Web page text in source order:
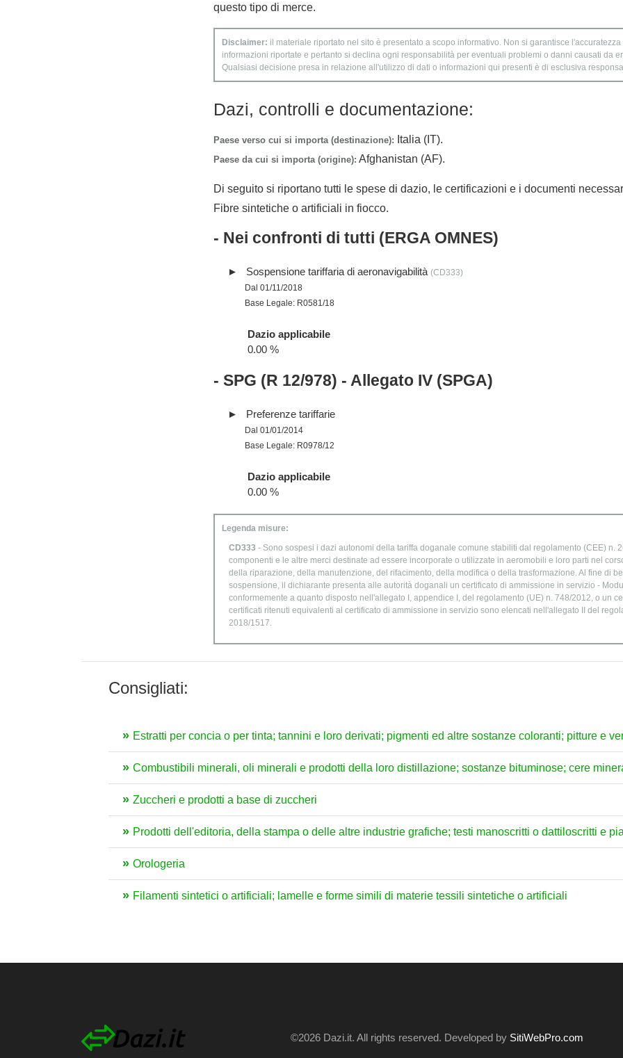
questo tipo di merce.
Disclaimer: il materiale riportato nel sito è presentato a scopo informativo. Non si garantisce
informazioni riportate e pertanto si declina ogni responsabilità per eventuali problemi o danni causati da
Qualsiasi decisione presa in relazione all'utilizzo di dati o informazioni qui presenti è di esclusiva
Dazi, controlli e documentazione:
Paese verso cui si importa (destinazione): Italia (IT).
Paese da cui si importa (origine): Afghanistan (AF).
Di seguito si riportano tutti le spese di dazio, le certificazioni e i documenti
Fibre sintetiche o artificiali in fiocco.
- Nei confronti di tutti (ERGA OMNES)
Sospensione tariffaria di aeronavigabilità (CD333)
Dal 01/11/2018
Base Legale: R0581/18
Dazio applicabile
0.00 %
- SPG (R 12/978) - Allegato IV (SPGA)
Preferenze tariffarie
Dal 01/01/2014
Base Legale: R0978/12
Dazio applicabile
0.00 %
Legenda misure:
CD333 - Sono sospesi i dazi autonomi della tariffa doganale comune stabiliti dal regolamento (CEE) n.
componenti e le altre merci destinate ad essere incorporate o utilizzate in aeromobili e loro parti nel
della riparazione, della manutenzione, del rifacimento, della modifica o della trasformazione. Al fine di
sospensione, il dichiarante presenta alle autorità doganali un certificato di ammissione in servizio -
conformemente a quanto disposto nell'allegato I, appendice I, del regolamento (UE) n. 748/2012, o un
certificati ritenuti equivalenti al certificato di ammissione in servizio sono elencati nell'allegato II del
2018/1517.
Consigliati:
Estratti per concia o per tinta; tannini e loro derivati; pigmenti ed altre sostanze coloranti; pitture e
Combustibili minerali, oli minerali e prodotti della loro distillazione; sostanze bituminose; cere
Zuccheri e prodotti a base di zuccheri
Prodotti dell'editoria, della stampa o delle altre industrie grafiche; testi manoscritti o dattiloscritti e
Orologeria
Filamenti sintetici o artificiali; lamelle e forme simili di materie tessili sintetiche o artificiali
©2026 Dazi.it. All rights reserved. Developed by SitiWebPro.com